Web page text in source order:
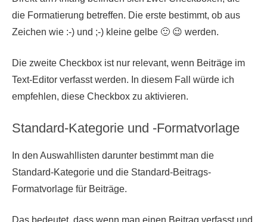
die Formatierung betreffen. Die erste bestimmt, ob aus
Zeichen wie :-) und ;-) kleine gelbe 🙂 😉 werden.
Die zweite Checkbox ist nur relevant, wenn Beiträge im
Text-Editor verfasst werden. In diesem Fall würde ich
empfehlen, diese Checkbox zu aktivieren.
Standard-Kategorie und -Formatvorlage
In den Auswahllisten darunter bestimmt man die
Standard-Kategorie und die Standard-Beitrags-
Formatvorlage für Beiträge.
Das bedeutet, dass wenn man einen Beitrag verfasst und